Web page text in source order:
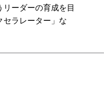
ーダーの育成を目
セラレーター」な